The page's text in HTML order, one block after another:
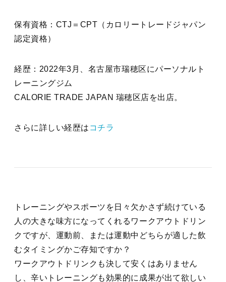
保有資格：CTJ＝CPT（カロリートレードジャパン
認定資格）
経歴：2022年3月、名古屋市瑞穂区にパーソナルト
レーニングジム
CALORIE TRADE JAPAN 瑞穂区店を出店。
さらに詳しい経歴は コチラ
トレーニングやスポーツを日々欠かさず続けている
人の大きな味方になってくれるワークアウトドリン
クですが、運動前、または運動中どちらが適した飲
むタイミングかご存知ですか？
ワークアウトドリンクも決して安くはありません
し、辛いトレーニングも効果的に成果が出て欲しい